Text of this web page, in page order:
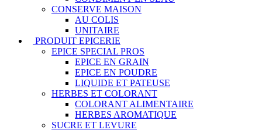
CONSERVE MAISON
AU COLIS
UNITAIRE
PRODUIT EPICERIE
EPICE SPECIAL PROS
EPICE EN GRAIN
EPICE EN POUDRE
LIQUIDE ET PATEUSE
HERBES ET COLORANT
COLORANT ALIMENTAIRE
HERBES AROMATIQUE
SUCRE ET LEVURE